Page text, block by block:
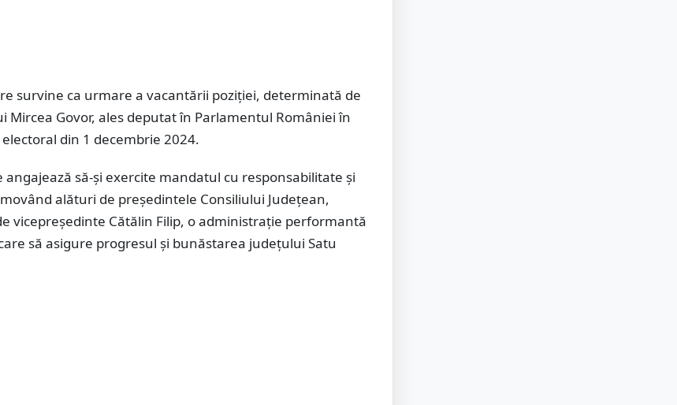
survine ca urmare a vacantării poziției, determinată de
Mircea Govor, ales deputat în Parlamentul României în
din 1 decembrie 2024.
angajează să-și exercite mandatul cu responsabilitate și
alături de președintele Consiliului Județean,
vicepreședinte Cătălin Filip, o administrație performantă
să asigure progresul și bunăstarea județului Satu